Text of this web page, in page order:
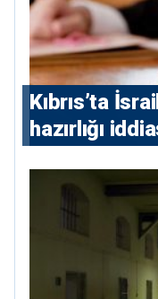
Kıbrıs’ta
hazırlığı